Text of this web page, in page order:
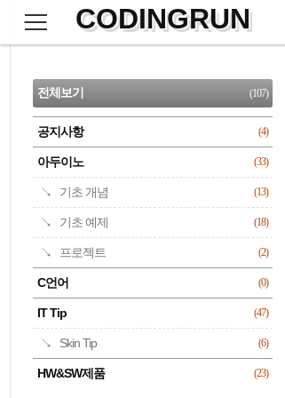
으
CODINGRUN
CATEGORY
전체보기 (107)
공지사항 (4)
아두이노 (33)
기초 개념 (13)
기초 예제 (18)
프로젝트 (2)
C언어 (0)
IT Tip (47)
Skin Tip (6)
HW&SW제품 (23)
검